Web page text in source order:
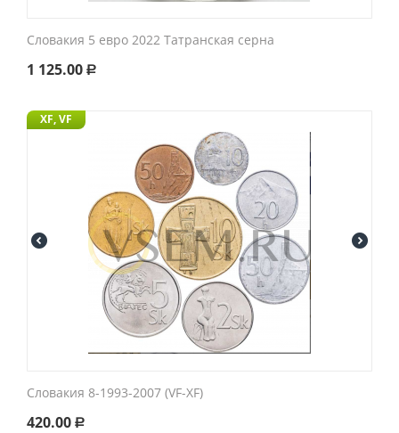
Словакия 5 евро 2022 Татранская серна
1 125.00 Р
XF, VF
Словакия 8-1993-2007 (VF-XF)
420.00 Р